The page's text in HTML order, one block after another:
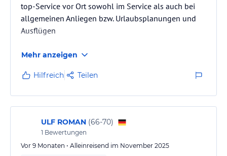
top-Service vor Ort sowohl im Service als auch bei
allgemeinen Anliegen bzw. Urlaubsplanungen und
Ausflügen
Mehr anzeigen
Hilfreich Teilen
ULF ROMAN (66-70)
1 Bewertungen
Vor 9 Monaten • Alleinreisend im November 2025